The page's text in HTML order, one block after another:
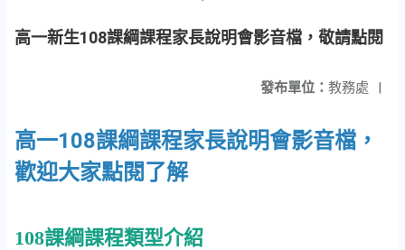
高一新生108課綱課程家長說明會影音檔，敬請點閱
發布單位： 教務處 |
高一108課綱課程家長說明會影音檔，
歡迎大家點閱了解
108課綱課程類型介紹